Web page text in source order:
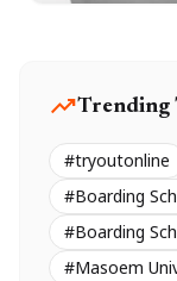
trending_upTrending
#tryoutonline
#Boarding
#Boarding
#Masoem